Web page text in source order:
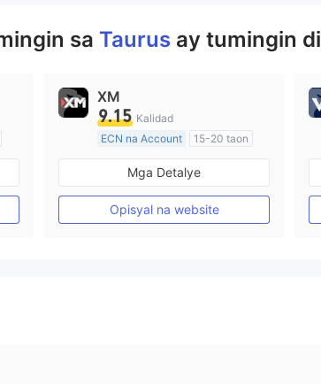
sa Taurus ay tumingin
XM
9.15 Kalidad
ECN na Account
15-20 taon
Kinokontrol sa Australia
Paggawa ng Market (MM)
Pangunahing label na MT4
Mga Detalye
Opisyal na website